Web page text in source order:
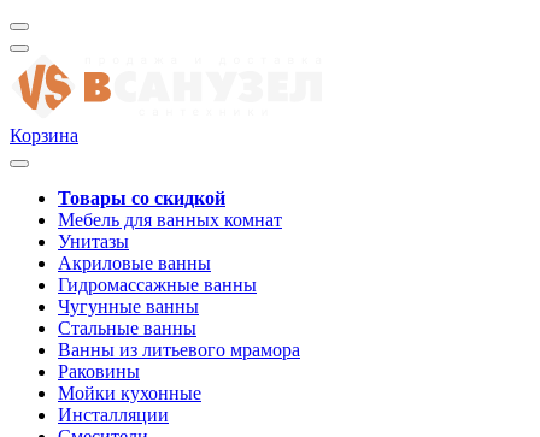
Корзина
Товары со скидкой
Мебель для ванных комнат
Унитазы
Акриловые ванны
Гидромассажные ванны
Чугунные ванны
Стальные ванны
Ванны из литьевого мрамора
Раковины
Мойки кухонные
Инсталляции